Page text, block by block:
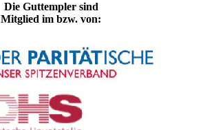
Die Guttempler sind
Mitglied im bzw. von: